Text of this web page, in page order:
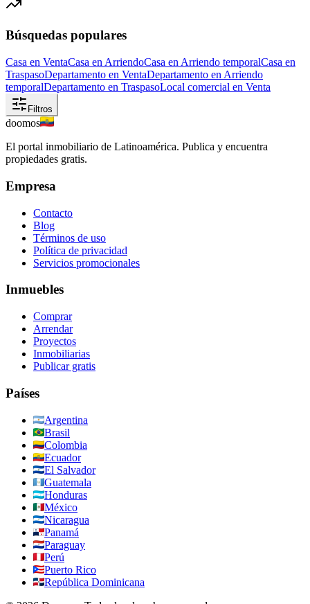
Búsquedas populares
Casa en VentaCasa en ArriendoCasa en Arriendo temporalCasa en
TraspasoDepartamento en VentaDepartamento en Arriendo
temporalDepartamento en TraspasoLocal comercial en Venta
Filtros
doomos
El portal inmobiliario de Latinoamérica. Publica y encuentra
propiedades gratis.
Empresa
Contacto
Blog
Términos de uso
Política de privacidad
Servicios promocionales
Inmuebles
Comprar
Arrendar
Proyectos
Inmobiliarias
Publicar gratis
Países
Argentina
Brasil
Colombia
Ecuador
El Salvador
Guatemala
Honduras
México
Nicaragua
Panamá
Paraguay
Perú
Puerto Rico
República Dominicana